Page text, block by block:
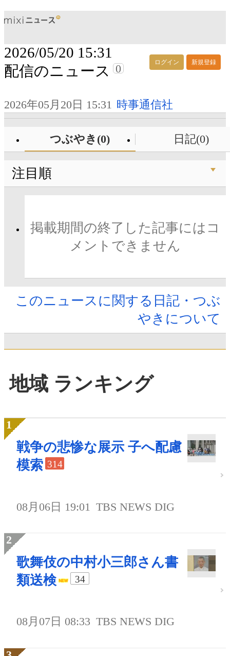
ログイン 新規登録
2026/05/20 15:31
配信のニュース
0
2026年05月20日 15:31 時事通信社
つぶやき(0) 日記(0)
注目順
掲載期間の終了した記事にはコ
メントできません
このニュースに関する日記・つぶ
やきについて
地域 ランキング
戦争の悲惨な展示 子へ配慮
模索 314
08月06日 19:01 TBS NEWS DIG
歌舞伎の中村小三郎さん書
類送検
34
08月07日 08:33 TBS NEWS DIG